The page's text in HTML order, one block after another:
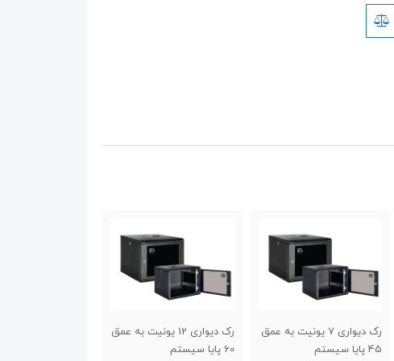
رک دیواری 12 یونیت به عمق
60 پایا سیستم
رک دیواری 9 یونیت به عمق
60 پایا سیستم